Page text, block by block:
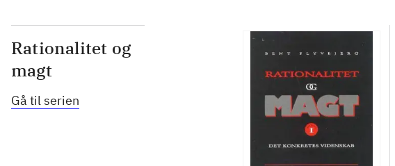
Rationalitet og
magt
Gå til serien